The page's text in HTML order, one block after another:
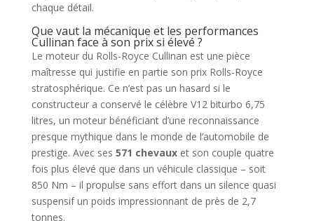
chaque détail.
Que vaut la mécanique et les performances
Cullinan face à son prix si élevé ?
Le moteur du Rolls-Royce Cullinan est une pièce
maîtresse qui justifie en partie son prix Rolls-Royce
stratosphérique. Ce n’est pas un hasard si le
constructeur a conservé le célèbre V12 biturbo 6,75
litres, un moteur bénéficiant d’une reconnaissance
presque mythique dans le monde de l’automobile de
prestige. Avec ses 571 chevauxet son couple quatre
fois plus élevé que dans un véhicule classique – soit
850 Nm – il propulse sans effort dans un silence quasi
suspensif un poids impressionnant de près de 2,7
tonnes.